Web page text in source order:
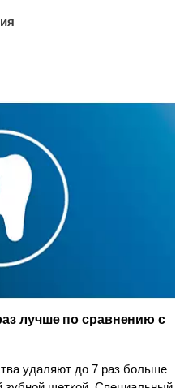
лучше по сравнению с
удаляют до 7 раз больше